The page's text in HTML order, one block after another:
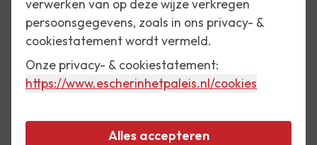
verwerken van op deze wijze verkregen
persoonsgegevens, zoals in ons privacy- &
cookiestatement wordt vermeld.
Onze privacy- & cookiestatement:
https://www.escherinhetpaleis.nl/cookies
Alles accepteren
8 juni t/m 8 september 2005
Koninklijke Zomer in Het
Paleis
In de zomer van 2005 was er de tentoonstelling